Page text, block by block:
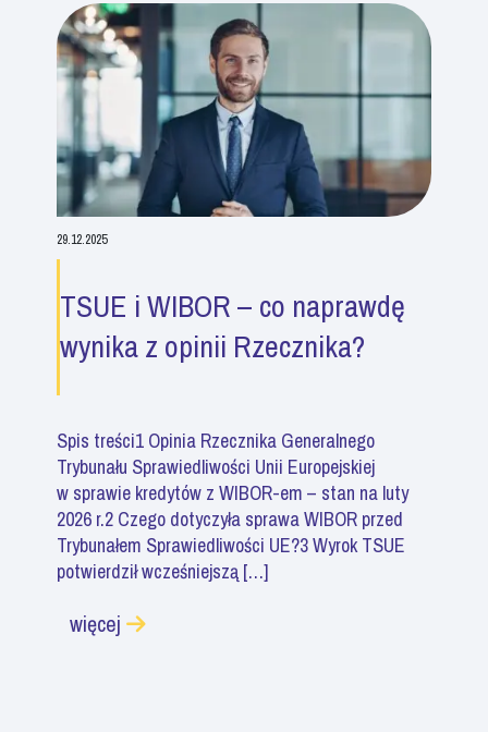
29.12.2025
TSUE i WIBOR – co naprawdę
wynika z opinii Rzecznika?
Spis treści1 Opinia Rzecznika Generalnego
Trybunału Sprawiedliwości Unii Europejskiej
w sprawie kredytów z WIBOR-em – stan na luty
2026 r.2 Czego dotyczyła sprawa WIBOR przed
Trybunałem Sprawiedliwości UE?3 Wyrok TSUE
potwierdził wcześniejszą […]
więcej